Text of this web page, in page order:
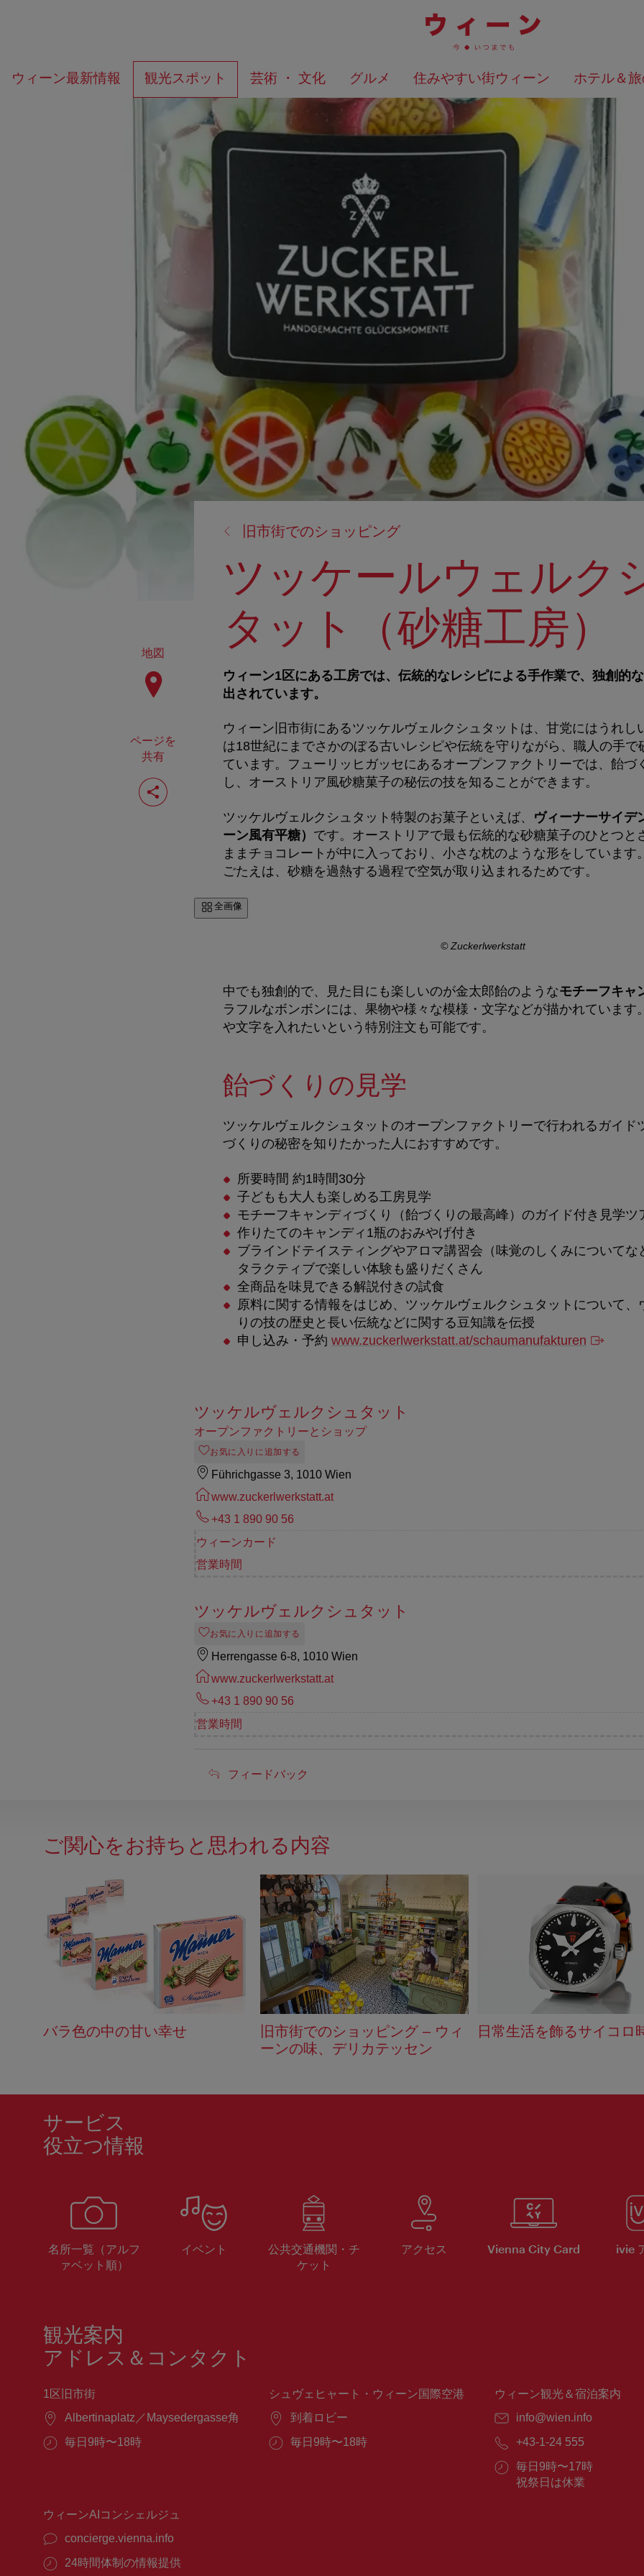
ニ
の
ウィーン最新情報 観光スポット 芸術 ・ 文化 グルメ 住みやすい街ウィーン ホテル＆
何
を
お
し
か？
検索結果を地図上に表
地図
ページを
共有
ペ
ー
ジ
旧市街でのショッピング
ツッケールウェルク
タット（砂糖工房）
ウィーン1区にある工房では、伝統的なレシピによる手作業で、独創的
出されています。
ウィーン旧市街にあるツッケルヴェルクシュタットは、甘党にはうれし
は18世紀にまでさかのぼる古いレシピや伝統を守りながら、職人の手で
ています。フューリッヒガッセにあるオープンファクトリーでは、飴づ
し、オーストリア風砂糖菓子の秘伝の技を知ることができます。
ツッケルヴェルクシュタット特製のお菓子といえば、 ヴィーナーサイデ
ーン風有平糖） です。オーストリアで最も伝統的な砂糖菓子のひとつと
ままチョコレートが中に入っており、小さな枕のような形をしています
ごたえは、砂糖を過熱する過程で空気が取り込まれるためです。
全画像
© Zuckerlwerkstatt
中でも独創的で、見た目にも楽しいのが金太郎飴のようなモチーフキャ
ラフルなボンボンには、果物や様々な模様・文字などが描かれています
や文字を入れたいという特別注文も可能です。
飴づくりの見学
ツッケルヴェルクシュタットのオープンファクトリーで行われるガイド
づくりの秘密を知りたかった人におすすめです。
所要時間 約1時間30分
子どもも大人も楽しめる工房見学
モチーフキャンディづくり（飴づくりの最高峰）のガイド付き見学ツ
作りたてのキャンディ1瓶のおみやげ付き
ブラインドテイスティングやアロマ講習会（味覚のしくみについてな
タラクティブで楽しい体験も盛りだくさん
全商品を味見できる解説付きの試食
原料に関する情報をはじめ、ツッケルヴェルクシュタットについて、
りの技の歴史と長い伝統などに関する豆知識を伝授
申し込み・予約 www.zuckerlwerkstatt.at/schaumanufakturen
ツッケルヴェルクシュタット
オープンファクトリーとショップ
お気に入りに追加する
Führichgasse 3, 1010 Wien
www.zuckerlwerkstatt.at
+43 1 890 90 56
ウィーンカード
営業時間
ツッケルヴェルクシュタット
お気に入りに追加する
Herrengasse 6-8, 1010 Wien
www.zuckerlwerkstatt.at
+43 1 890 90 56
営業時間
フ
ド
ク
フィードバック
ご関心をお持ちと思われる内容
バラ色の中の甘い幸せ
旧市街でのショッピング – ウィ
ーンの味、デリカテッセン
日常生活を飾るサイコロ
サービス
役立つ情報
名所一覧（アルフ
ァベット順）
イベント
公共交通機関・チ
ケット
アクセス Vienna City Card ivie
観光案内
アドレス＆コンタクト
1区旧市街
場
Albertinaplatz／Maysedergasse角
営
毎日9時〜18時
シュヴェヒャート・ウィーン国際空港
場
到着ロビー
営
毎日9時〜18時
ウィーン観光＆宿泊案内
E
ー
ル：
info@wien.info
電
番
号：
+43-1-24 555
営
業
毎日9時〜17時
祝祭日は休業
ウィーンAIコンシェルジュ
concierge.vienna.info
24時間体制の情報提供